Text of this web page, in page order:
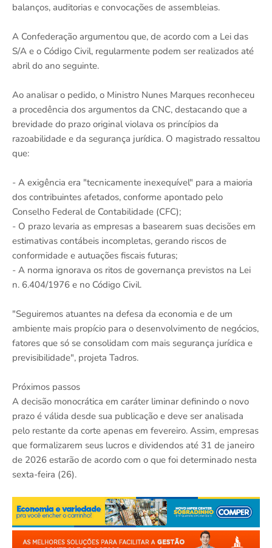
balanços, auditorias e convocações de assembleias.
A Confederação argumentou que, de acordo com a Lei das
S/A e o Código Civil, regularmente podem ser realizados até
abril do ano seguinte.
Ao analisar o pedido, o Ministro Nunes Marques reconheceu
a procedência dos argumentos da CNC, destacando que a
brevidade do prazo original violava os princípios da
razoabilidade e da segurança jurídica. O magistrado ressaltou
que:
- A exigência era "tecnicamente inexequível" para a maioria
dos contribuintes afetados, conforme apontado pelo
Conselho Federal de Contabilidade (CFC);
- O prazo levaria as empresas a basearem suas decisões em
estimativas contábeis incompletas, gerando riscos de
conformidade e autuações fiscais futuras;
- A norma ignorava os ritos de governança previstos na Lei
n. 6.404/1976 e no Código Civil.
"Seguiremos atuantes na defesa da economia e de um
ambiente mais propício para o desenvolvimento de negócios,
fatores que só se consolidam com mais segurança jurídica e
previsibilidade", projeta Tadros.
Próximos passos
A decisão monocrática em caráter liminar definindo o novo
prazo é válida desde sua publicação e deve ser analisada
pelo restante da corte apenas em fevereiro. Assim, empresas
que formalizarem seus lucros e dividendos até 31 de janeiro
de 2026 estarão de acordo com o que foi determinado nesta
sexta-feira (26).